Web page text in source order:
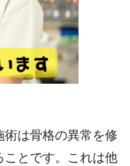
は骨格の異常を修
ことです。これは他